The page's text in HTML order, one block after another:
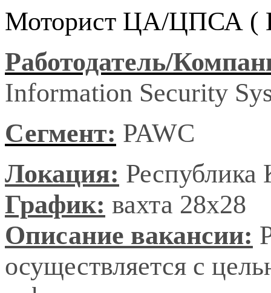
Моторист ЦА/ЦПСА (
Работодатель/
Information Security
Сегмент: PAWC
Локация:
График: вахта 28х28
Описание вакансии:
осуществляется с